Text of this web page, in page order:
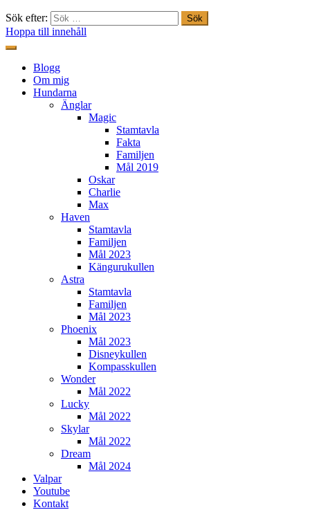
Sök efter:
Hoppa till innehåll
Freestylehundar.se
Blogg
Om mig
Hundarna
Änglar
Magic
Stamtavla
Fakta
Familjen
Mål 2019
Oskar
Charlie
Max
Haven
Stamtavla
Familjen
Mål 2023
Kängurukullen
Astra
Stamtavla
Familjen
Mål 2023
Phoenix
Mål 2023
Disneykullen
Kompasskullen
Wonder
Mål 2022
Lucky
Mål 2022
Skylar
Mål 2022
Dream
Mål 2024
Valpar
Youtube
Kontakt